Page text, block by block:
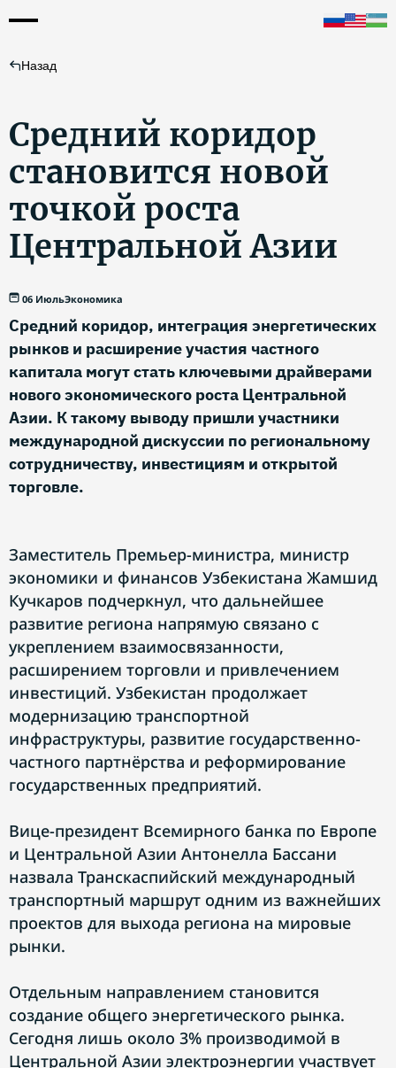
Назад
Средний коридор
становится новой
точкой роста
Центральной Азии
06 ИюльЭкономика
Средний коридор, интеграция энергетических
рынков и расширение участия частного
капитала могут стать ключевыми драйверами
нового экономического роста Центральной
Азии. К такому выводу пришли участники
международной дискуссии по региональному
сотрудничеству, инвестициям и открытой
торговле.
Заместитель Премьер-министра, министр
экономики и финансов Узбекистана Жамшид
Кучкаров подчеркнул, что дальнейшее
развитие региона напрямую связано с
укреплением взаимосвязанности,
расширением торговли и привлечением
инвестиций. Узбекистан продолжает
модернизацию транспортной
инфраструктуры, развитие государственно-
частного партнёрства и реформирование
государственных предприятий.
Вице-президент Всемирного банка по Европе
и Центральной Азии Антонелла Бассани
назвала Транскаспийский международный
транспортный маршрут одним из важнейших
проектов для выхода региона на мировые
рынки.
Отдельным направлением становится
создание общего энергетического рынка.
Сегодня лишь около 3% производимой в
Центральной Азии электроэнергии участвует